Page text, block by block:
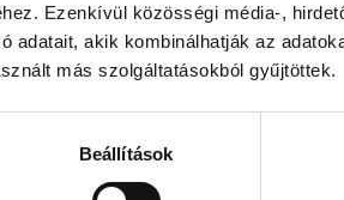
Ezenkívül közösségi média-,
adatait, akik kombinálhatják az
más szolgáltatásokból gyűjtöttek.
Beállítások
Attila